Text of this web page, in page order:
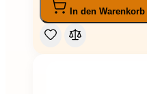
In den Warenkorb